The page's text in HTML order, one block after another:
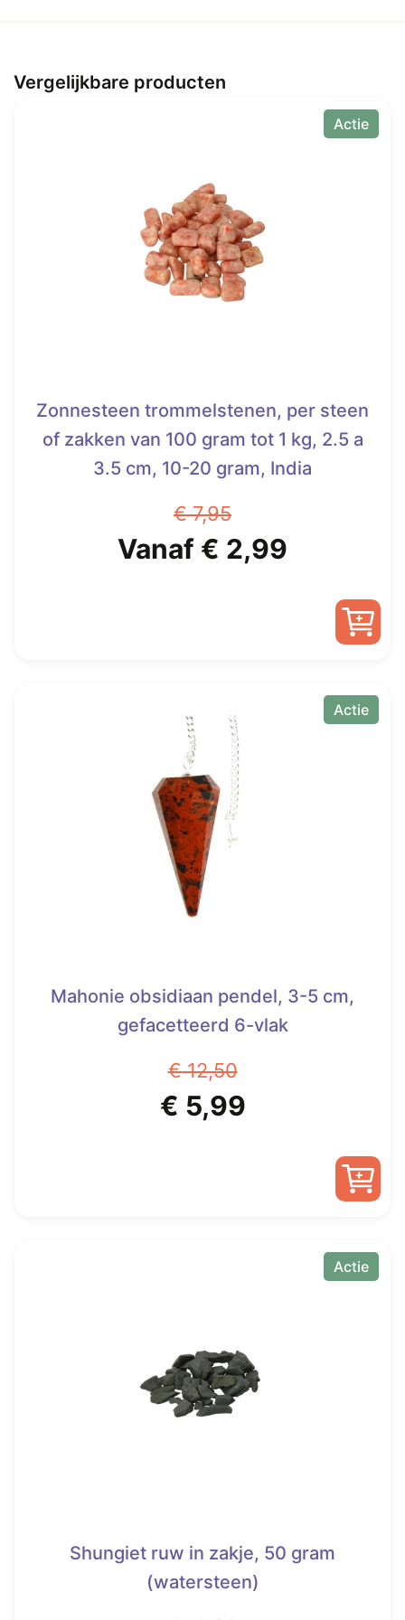
Vergelijkbare producten
Actie
Zonnesteen trommelstenen, per steen
of zakken van 100 gram tot 1 kg, 2.5 a
3.5 cm, 10-20 gram, India
€7,95
Oorspronkelijke
Vanaf € 2,99
€ 2,99.
meerdere
variaties.
Deze
optie
kan
gekozen
worden
op
de
Actie
Mahonie obsidiaan pendel, 3-5 cm,
gefacetteerd 6-vlak
€12,50
Oorspronkelijke
€ 5,99Huidige
Actie
Shungiet ruw in zakje, 50 gram
(watersteen)